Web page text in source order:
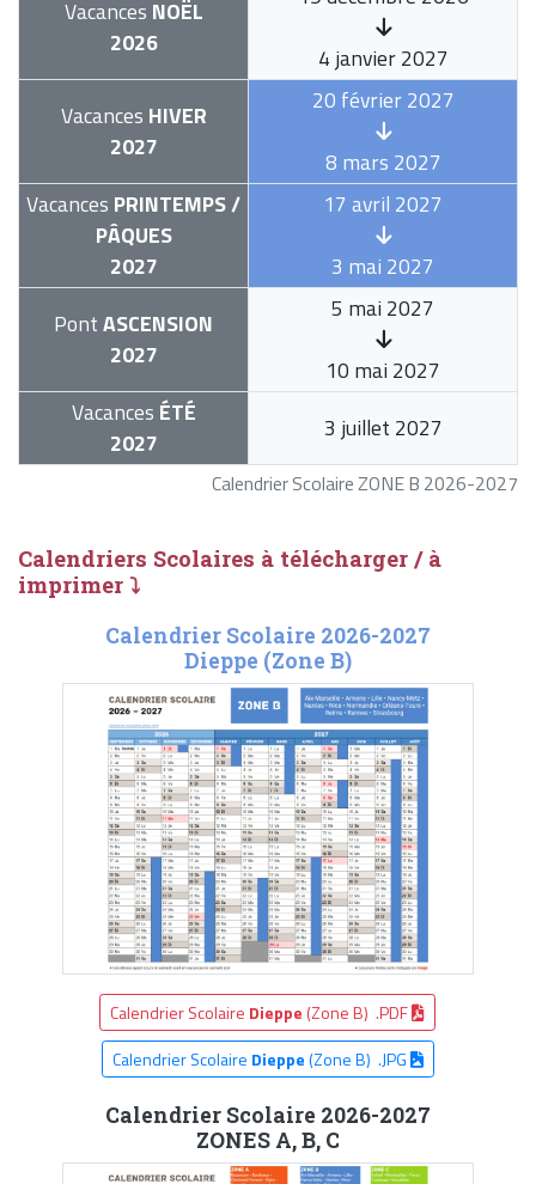
Calendrier Scolaire ZONE B 2026-2027
Vacances NOËL
2026
4 janvier 2027
Vacances HIVER
2027
20 février 2027
8 mars 2027
Vacances PRINTEMPS /
PÂQUES
2027
17 avril 2027
3 mai 2027
PontASCENSION
2027
5 mai 2027
10 mai 2027
Vacances ÉTÉ
2027
3 juillet 2027
Calendriers Scolaires à télécharger / à
imprimer ⤵
Calendrier Scolaire 2026-2027
Dieppe (Zone B)
Calendrier Scolaire Dieppe (Zone B) .PDF
Calendrier Scolaire Dieppe(Zone B) .JPG
Calendrier Scolaire 2026-2027
ZONES A, B, C